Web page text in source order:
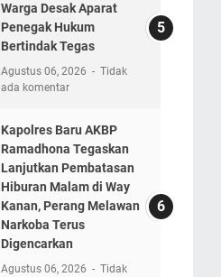
Warga Desak Aparat
Penegak Hukum
Bertindak Tegas
Agustus 06, 2026
Tidak
ada komentar
Kapolres Baru AKBP
Ramadhona Tegaskan
Lanjutkan Pembatasan
Hiburan Malam di Way
Kanan, Perang Melawan
Narkoba Terus
Digencarkan
Agustus 06, 2026
Tidak